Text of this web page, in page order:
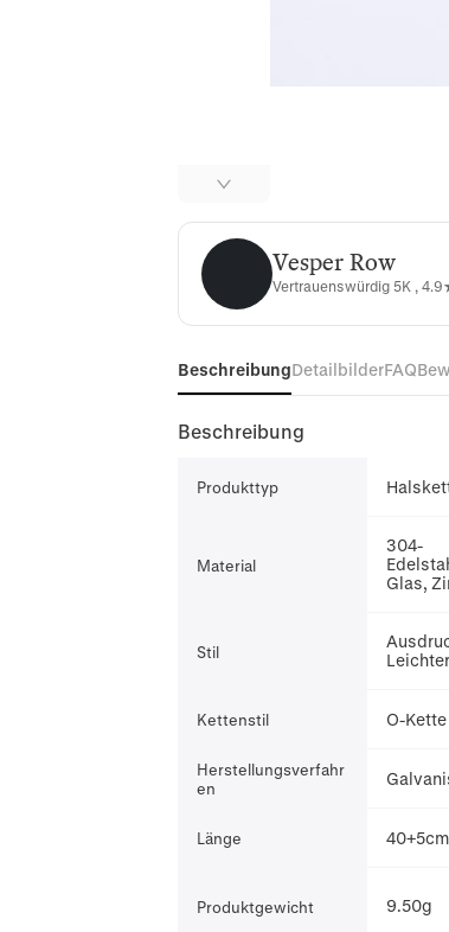
Vesper RowVesper Row
Vertrauenswürdig 5K ,
BeschreibungDetailbilderFAQ
Beschreibung
Produkttyp
Material
304-
Glas,
Stil
Kettenstil O-Kette
Herstellungsverfahr
en
Länge 40+5cm
Produktgewicht 9.50g